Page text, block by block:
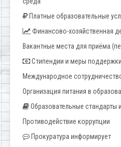
Платные образовательные
Финансово-хозяйственная
Вакантные места для приёма
Стипендии и меры
Международное
Организация питания в
Образовательные стандарты
Противодействие коррупции
Прокуратура информирует